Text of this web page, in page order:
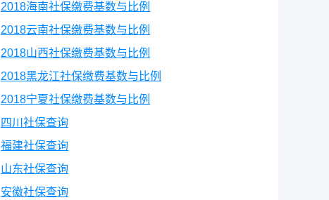
2018海南社保缴费基数与比例
2018云南社保缴费基数与比例
2018山西社保缴费基数与比例
2018黑龙江社保缴费基数与比例
2018宁夏社保缴费基数与比例
四川社保查询
福建社保查询
山东社保查询
安徽社保查询